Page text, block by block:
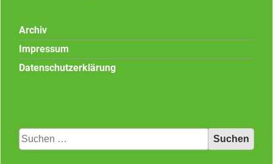
Archiv
Impressum
Datenschutzerklärung
Suchen
nach: